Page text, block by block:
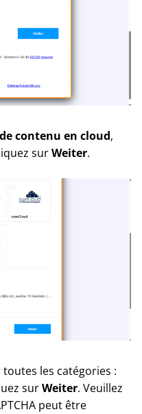
contenu en cloud,
surWeiter.
les catégories :
surWeiter. Veuillez
peut être